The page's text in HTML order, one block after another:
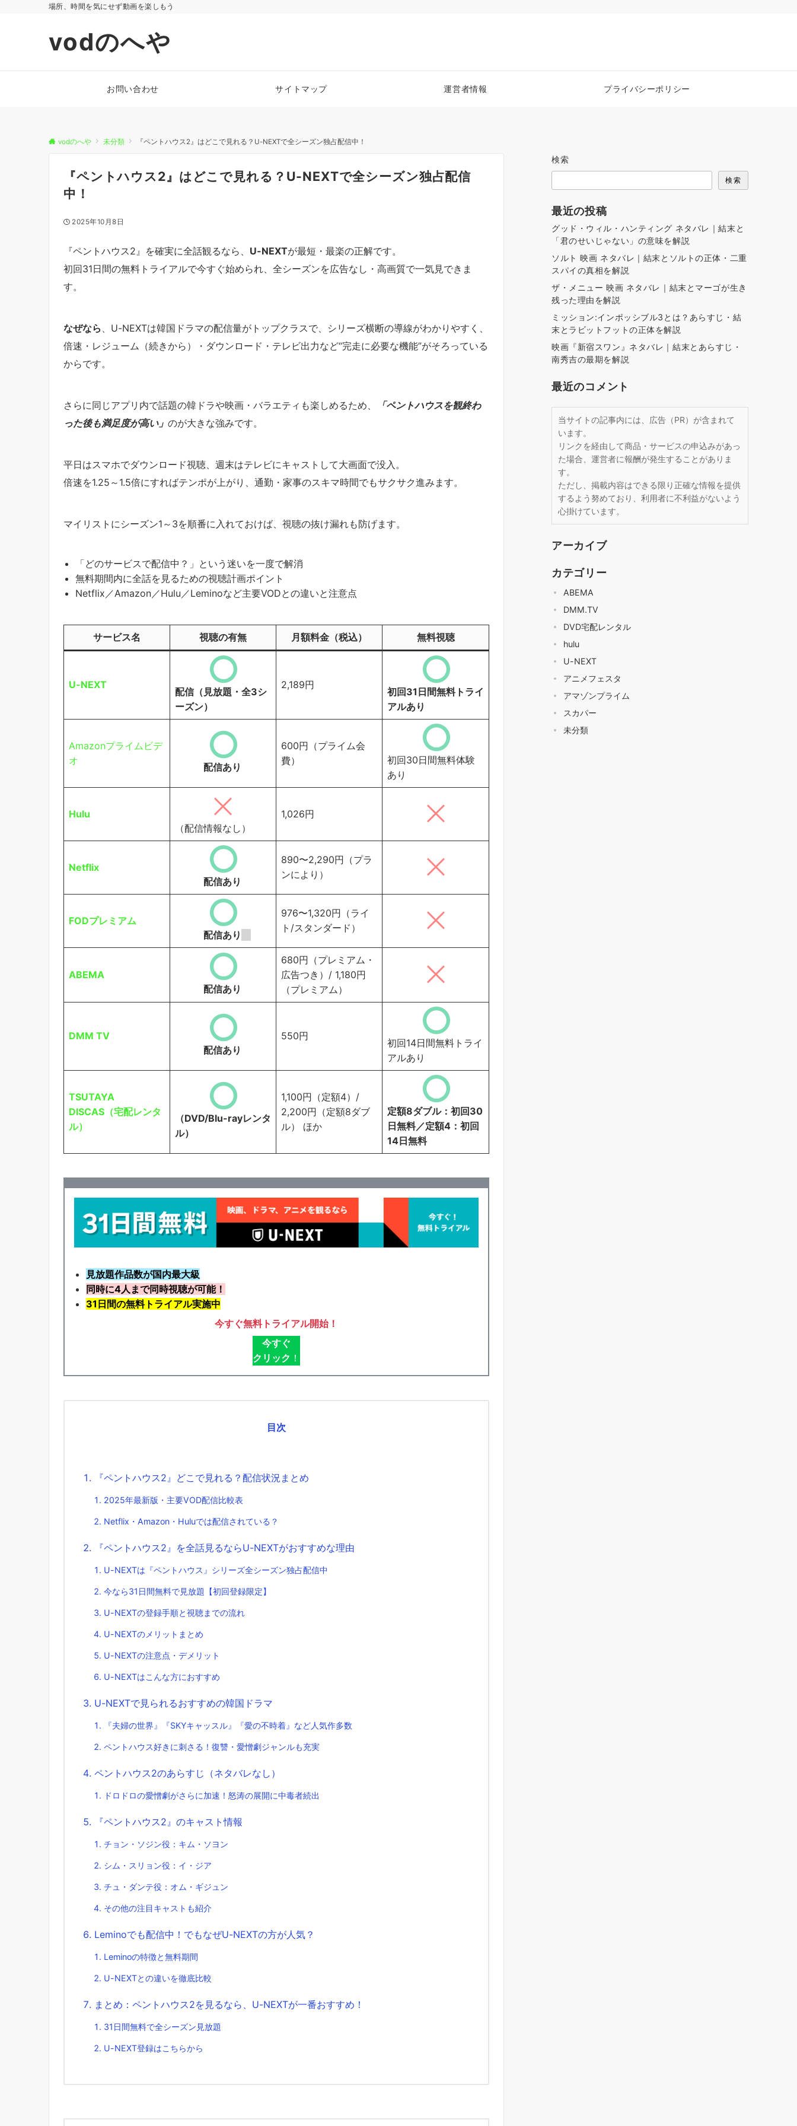
場所、時間を気にせず動画を楽しもう
vodのへや
お問い合わせ サイトマップ 運営者情報 プライバシーポリシー
vodのへや 未分類 『ペントハウス2』はどこで見れる？U-NEXTで全シーズン独占配信中！
『ペントハウス2』はどこで見れる？U-NEXTで全シーズン独占配信
中！
2025年10月8日
『ペントハウス2』を確実に全話観るなら、 U-NEXTが最短・最楽の正解です。
初回31日間の無料トライアルで今すぐ始められ、全シーズンを広告なし・高画質で一気見できま
す。
なぜなら 、U-NEXTは韓国ドラマの配信量がトップクラスで、シリーズ横断の導線がわかりやすく、
倍速・レジューム（続きから）・ダウンロード・テレビ出力など“完走に必要な機能”がそろっている
からです。
さらに同じアプリ内で話題の韓ドラや映画・バラエティも楽しめるため、
「ペントハウスを観終わ
った後も満足度が高い」 のが大きな強みです。
平日はスマホでダウンロード視聴、週末はテレビにキャストして大画面で没入。
倍速を1.25～1.5倍にすればテンポが上がり、通勤・家事のスキマ時間でもサクサク進みます。
マイリストにシーズン1～3を順番に入れておけば、視聴の抜け漏れも防げます。
「どのサービスで配信中？」という迷いを一度で解消
無料期間内に全話を見るための視聴計画ポイント
Netflix／Amazon／Hulu／Leminoなど主要VODとの違いと注意点
サービス名 視聴の有無 月額料金（税込） 無料視聴
U-NEXT
配信（見放題・全3シ
ーズン）
2,189円
初回31日間無料トライ
アルあり
Amazonプライムビデ
オ
配信あり
600円（プライム会
費）
初回30日間無料体験
あり
Hulu
（配信情報なし）
1,026円
Netflix
配信あり
890〜2,290円（プラ
ンにより）
FODプレミアム
配信あり
976〜1,320円（ライ
ト/スタンダード）
ABEMA
配信あり
680円（プレミアム・
広告つき）/ 1,180円
（プレミアム）
DMM TV
配信あり
550円
初回14日間無料トライ
アルあり
TSUTAYA
DISCAS（宅配レンタ
ル）
（DVD/Blu-rayレンタ
ル）
1,100円（定額4）/
2,200円（定額8ダブ
ル） ほか
定額8ダブル：初回30
日無料／定額4：初回
14日無料
見放題作品数が国内最大級
同時に4人まで同時視聴が可能！
31日間の無料トライアル実施中
今すぐ無料トライアル開始！
今すぐ
クリック ！
目次
『ペントハウス2』どこで見れる？配信状況まとめ
2025年最新版・主要VOD配信比較表
Netflix・Amazon・Huluでは配信されている？
『ペントハウス2』を全話見るならU-NEXTがおすすめな理由
U-NEXTは『ペントハウス』シリーズ全シーズン独占配信中
今なら31日間無料で見放題【初回登録限定】
U-NEXTの登録手順と視聴までの流れ
U-NEXTのメリットまとめ
U-NEXTの注意点・デメリット
U-NEXTはこんな方におすすめ
U-NEXTで見られるおすすめの韓国ドラマ
『夫婦の世界』『SKYキャッスル』『愛の不時着』など人気作多数
ペントハウス好きに刺さる！復讐・愛憎劇ジャンルも充実
ペントハウス2のあらすじ（ネタバレなし）
ドロドロの愛憎劇がさらに加速！怒涛の展開に中毒者続出
『ペントハウス2』のキャスト情報
チョン・ソジン役：キム・ソヨン
シム・スリョン役：イ・ジア
チュ・ダンテ役：オム・ギジュン
その他の注目キャストも紹介
Leminoでも配信中！でもなぜU-NEXTの方が人気？
Leminoの特徴と無料期間
U-NEXTとの違いを徹底比較
まとめ：ペントハウス2を見るなら、U-NEXTが一番おすすめ！
31日間無料で全シーズン見放題
U-NEXT登録はこちらから
検索
検索
最近の投稿
グッド・ウィル・ハンティング ネタバレ｜結末と
「君のせいじゃない」の意味を解説
ソルト 映画 ネタバレ｜結末とソルトの正体・二重
スパイの真相を解説
ザ・メニュー 映画 ネタバレ｜結末とマーゴが生き
残った理由を解説
ミッション:インポッシブル3とは？あらすじ・結
末とラビットフットの正体を解説
映画『新宿スワン』ネタバレ｜結末とあらすじ・
南秀吉の最期を解説
最近のコメント
当サイトの記事内には、広告（PR）が含まれて
います。
リンクを経由して商品・サービスの申込みがあっ
た場合、運営者に報酬が発生することがありま
す。
ただし、掲載内容はできる限り正確な情報を提供
するよう努めており、利用者に不利益がないよう
心掛けています。
アーカイブ
カテゴリー
ABEMA
DMM.TV
DVD宅配レンタル
hulu
U-NEXT
アニメフェスタ
アマゾンプライム
スカパー
未分類